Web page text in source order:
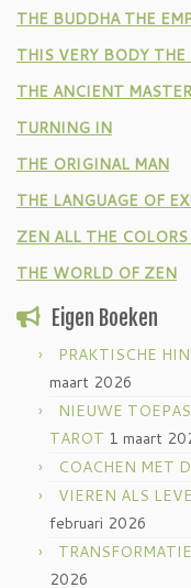
THE BUDDHA THE
THIS VERY BODY THE
THE ANCIENT
TURNING IN
THE ORIGINAL MAN
THE LANGUAGE OF
ZEN ALL THE
THE WORLD OF ZEN
Eigen Boeken
PRAKTISCHE
maart 2026
NIEUWE
TAROT 1 maart
COACHEN MET
VIEREN ALS
februari 2026
2026